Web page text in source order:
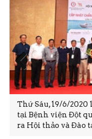
Thứ Sáu, 19/6/2020
tại Bệnh viện Đột
ra Hội thảo và Đào
Prev
ious